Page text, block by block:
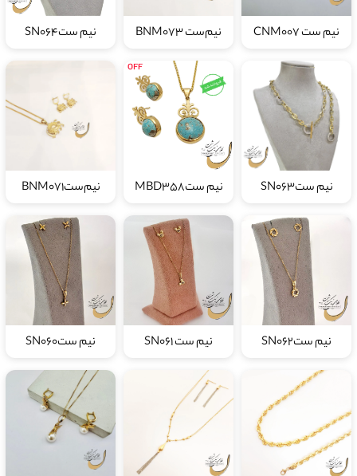
نیم ست CNM007 نیم‌ست BNM073 نیم ستSN064
نیم ستSN063 نیم ستMBD358
نیم ستSN062 نیم ست SN061 نیم ستSN060